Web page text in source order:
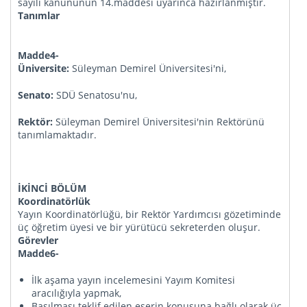
Tanımlar
Madde4-
Üniversite: Süleyman Demirel Üniversitesi'ni,
Senato: SDÜ Senatosu'nu,
Rektör: Süleyman Demirel Üniversitesi'nin Rektörünü
tanımlamaktadır.
İKİNCİ BÖLÜM
Koordinatörlük
Yayın Koordinatörlüğü, bir Rektör Yardımcısı gözetiminde
üç öğretim üyesi ve bir yürütücü sekreterden oluşur.
Görevler
Madde6-
İlk aşama yayın incelemesini Yayım Komitesi
aracılığıyla yapmak,